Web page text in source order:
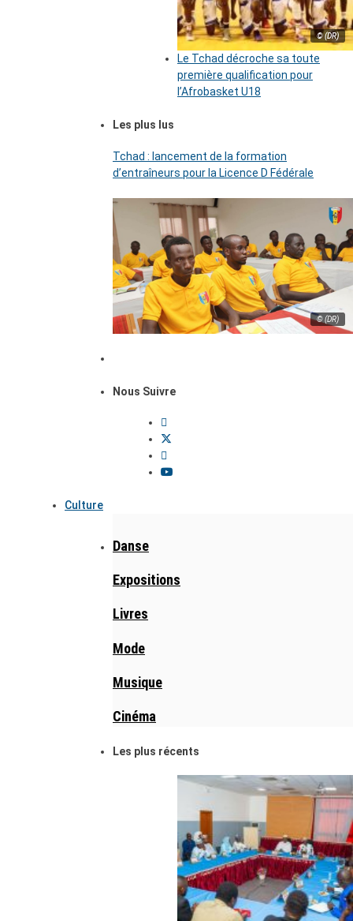
© (DR)
Le Tchad décroche sa toute
première qualification pour
l’Afrobasket U18
Les plus lus
Tchad : lancement de la formation
d’entraîneurs pour la Licence D Fédérale
© (DR)
Nous Suivre
Culture
Danse
Expositions
Livres
Mode
Musique
Cinéma
Les plus récents